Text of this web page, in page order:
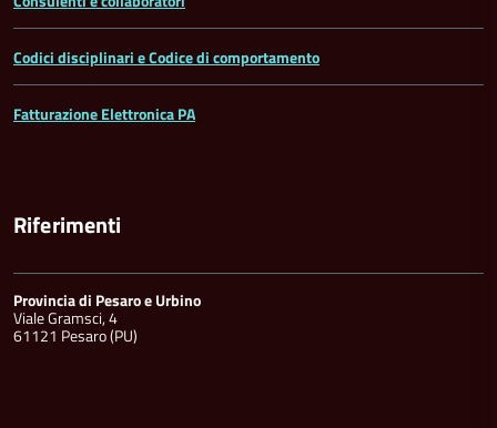
Codici disciplinari e Codice di comportamento
Fatturazione Elettronica PA
Riferimenti
Provincia di Pesaro e Urbino
Viale Gramsci, 4
61121 Pesaro (PU)